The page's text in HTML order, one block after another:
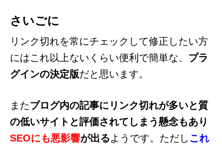
さいごに
リンク切れを常にチェックして修正したい方
にはこれ以上ないくらい便利で簡単な、 プラ
グインの決定版だと思います。
またブログ内の記事にリンク切れが多いと質
の低いサイトと評価されてしまう懸念もあり
SEOにも悪影響が出るようです。ただし これ